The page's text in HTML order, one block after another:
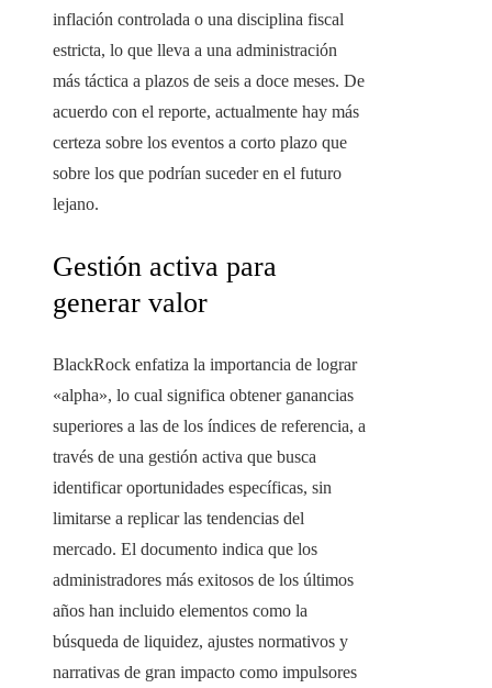
inflación controlada o una disciplina fiscal
estricta, lo que lleva a una administración
más táctica a plazos de seis a doce meses. De
acuerdo con el reporte, actualmente hay más
certeza sobre los eventos a corto plazo que
sobre los que podrían suceder en el futuro
lejano.
Gestión activa para
generar valor
BlackRock enfatiza la importancia de lograr
«alpha», lo cual significa obtener ganancias
superiores a las de los índices de referencia, a
través de una gestión activa que busca
identificar oportunidades específicas, sin
limitarse a replicar las tendencias del
mercado. El documento indica que los
administradores más exitosos de los últimos
años han incluido elementos como la
búsqueda de liquidez, ajustes normativos y
narrativas de gran impacto como impulsores